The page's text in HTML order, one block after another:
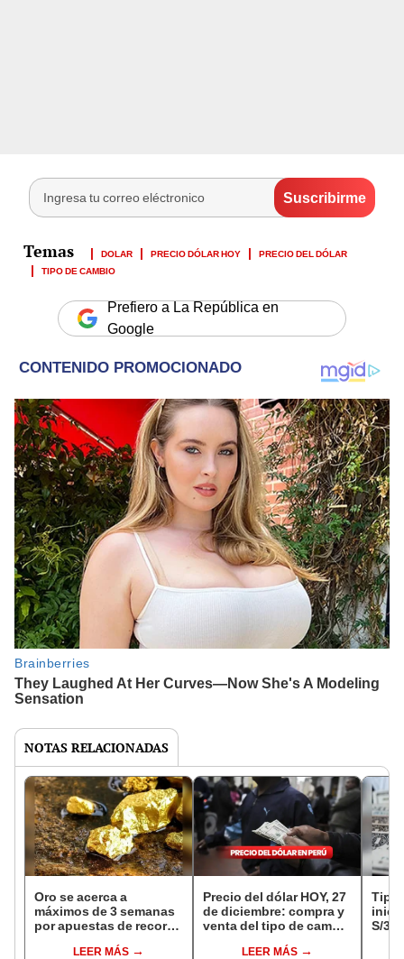
DOLAR PRECIO DÓLAR HOY
PRECIO DEL DÓLAR
TIPO DE CAMBIO
Prefiero a La República en
Google
NOTAS RELACIONADAS
Oro se acerca a
máximos de 3 semanas
por apuestas de recorte
LEER MÁS
Precio del dólar HOY, 27
de diciembre: compra y
venta del tipo de cambio
LEER MÁS
Tipo
S/